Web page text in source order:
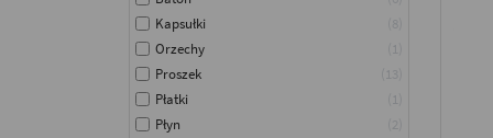
Kapsułki
Orzechy
Proszek
Płatki
Płyn